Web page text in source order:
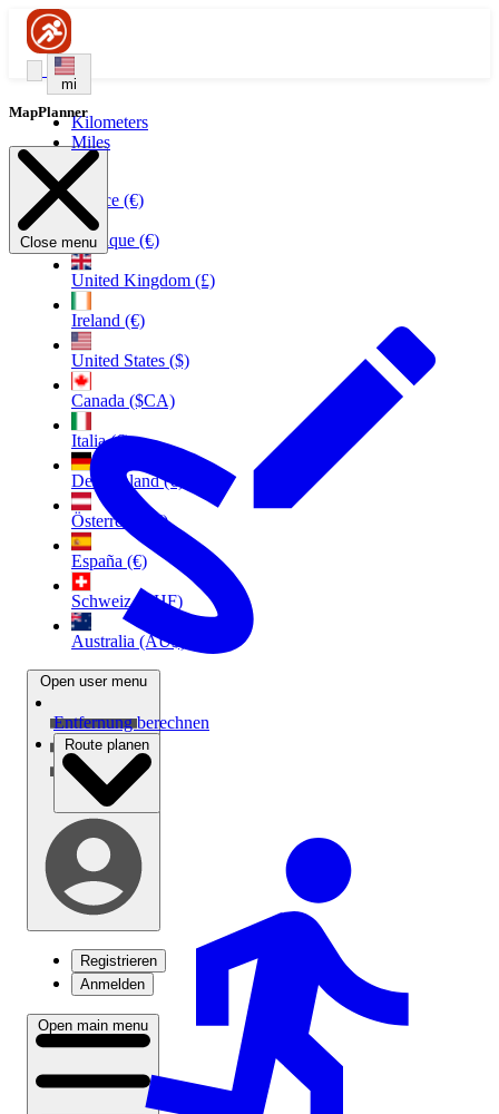
mi
Kilometers
Miles
France (€)
Belgique (€)
United Kingdom (£)
Ireland (€)
United States ($)
Canada ($CA)
Italia (€)
Deutschland (€)
Österreich (€)
España (€)
Schweiz (CHF)
Australia (AU$)
Open user menu
Registrieren
Anmelden
Open main menu
MapPlanner
Close menu
Entfernung berechnen
Route planen